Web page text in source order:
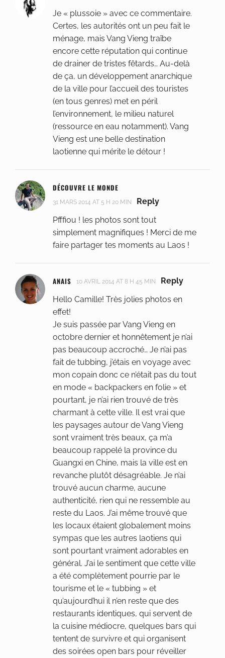
Je « plussoie » avec ce commentaire.
Certes, les autorités ont un peu fait le
ménage, mais Vang Vieng traîbe
encore cette réputation qui continue
de drainer de tristes fêtards… Au-delà
de ça, un développement anarchique
de la ville pour l’accueil des touristes
(en tous genres) met en péril
l’environnement, le milieu naturel
(ressource en eau notamment). Vang
Vieng est une belle destination
laotienne qui mérite le détour !
DÉCOUVRE LE MONDE
31 MARS 2014 AT 5 H 20 MIN
Reply
Pfffiou ! les photos sont tout
simplement magnifiques ! Merci de me
faire partager tes moments au Laos !
ANAIS 10 AVRIL 2014 AT 8 H 45 MIN
Reply
Hello Camille! Très jolies photos en
effet!
Je suis passée par Vang Vieng en
octobre dernier et honnêtement je n’ai
pas beaucoup accroché… Je n’ai pas
fait de tubbing, j’étais en voyage avec
mon copain donc ce n’était pas du tout
en mode « backpackers en folie » et
pourtant, je n’ai rien trouvé de très
charmant à cette ville. Il est vrai que
les paysages autour de Vang Vieng
sont vraiment très beaux, ça m’a
beaucoup rappelé la province du
Guangxi en Chine, mais la ville est en
revanche plutôt désagréable. Je n’ai
trouvé aucun charme, aucune
authenticité, rien qui ne ressemble au
reste du Laos. J’ai même trouvé que
les locaux étaient globalement moins
sympas que les autres laotiens qui
sont pourtant vraiment adorables en
général. J’ai le sentiment que cette ville
a été complètement pourrie par le
tourisme et le « tubbing » et
qu’aujourd’hui il n’en reste que des
restaurants identiques, qui servent de
la cuisine médiocre, quelques bars qui
tentent de survivre et qui organisent
des soirées open bars pour réveiller